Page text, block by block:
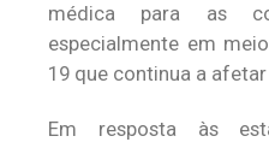
médica para as
especialmente em
19 que continua a afetar
Em resposta às